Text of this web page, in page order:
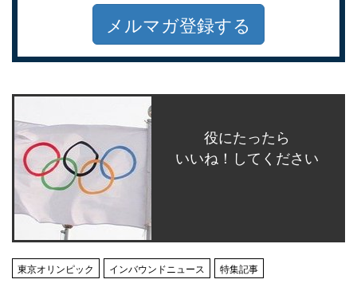
メルマガ登録する
役にたったら
いいね！してください
東京オリンピック インバウンドニュース 特集記事